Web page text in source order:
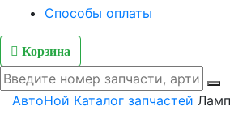
Способы оплаты
Корзина
АвтоНой Каталог запчастей